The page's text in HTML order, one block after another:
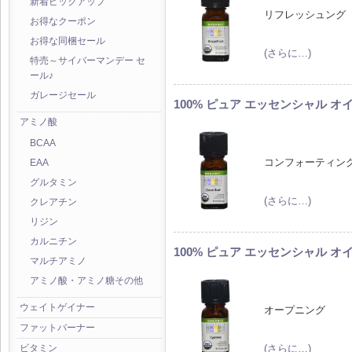
新着ピックアップ
お得なクーポン
お得な同梱セール
特売～サイバーマンデー セ
ール♪
ガレージセール
アミノ酸
BCAA
EAA
グルタミン
クレアチン
リジン
カルニチン
マルチアミノ
アミノ酸・アミノ糖その他
ウェイトゲイナー
ファットバーナー
ビタミン
リフレッシュング
(さらに…)
100% ピュア エッセンシャル オ
コンフォーティン
(さらに…)
100% ピュア エッセンシャル オ
オープニング
(さらに…)